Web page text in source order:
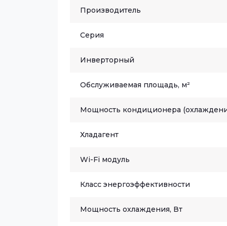
Производитель
Серия
Инверторный
Обслуживаемая площадь, м²
Мощность кондиционера
Хладагент
Wi-Fi модуль
Класс энергоэффективности
Мощность охлаждения, Вт